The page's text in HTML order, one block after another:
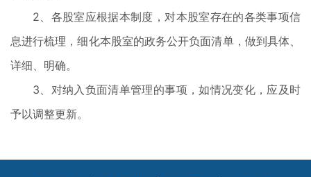
2、各股室应根据本制度，对本股室存在的各类事项信
息进行梳理，细化本股室的政务公开负面清单，做到具体、
详细、明确。
3、对纳入负面清单管理的事项，如情况变化，应及时
予以调整更新。